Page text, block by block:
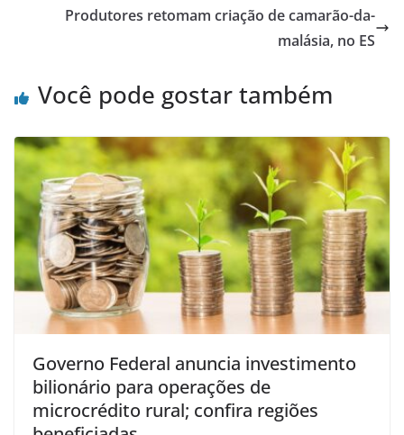
Produtores retomam criação de camarão-da-
malásia, no ES
Você pode gostar também
Governo Federal anuncia investimento
bilionário para operações de
microcrédito rural; confira regiões